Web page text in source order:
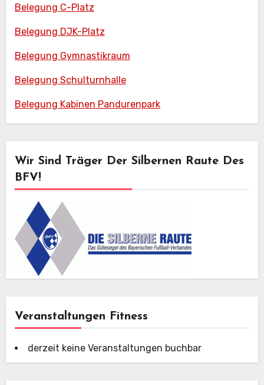
Belegung C-Platz
Belegung DJK-Platz
Belegung Gymnastikraum
Belegung Schulturnhalle
Belegung Kabinen Pandurenpark
Wir Sind Träger Der Silbernen Raute Des
BFV!
Veranstaltungen Fitness
derzeit keine Veranstaltungen buchbar